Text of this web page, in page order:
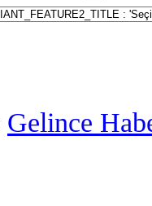
Gelince